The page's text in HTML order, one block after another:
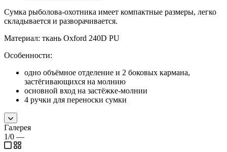
Сумка рыболова-охотника имеет компактные размеры, легко
складывается и разворачивается.
Материал: ткань Oxford 240D PU
Особенности:
одно объёмное отделение и 2 боковых кармана,
застёгивающихся на молнию
основной вход на застёжке-молнии
4 ручки для переноски сумки
Галерея
1/0 —